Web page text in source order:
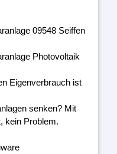
09548 Seiffen
Photovoltaik
Eigenverbrauch ist
senken? Mit
kein Problem.